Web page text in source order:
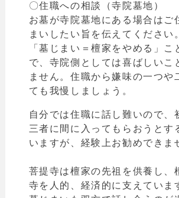
〇住職への相談（寺院墓地）
お墓が寺院墓地にある場合はご
まいしたい旨を伝えてください
「墓じまい＝檀家をやめる 」こ
で、 寺院側としては喜ばしいこ
ません。住職から嫌味の一つや
ても我慢しましょう。
自分では住職に話し難いので、
三者に間に入ってもらおうとす
いますが、経験上お勧めできま
菩提寺は檀家の先祖を供養し、
寺を人的、経済的に支えていま